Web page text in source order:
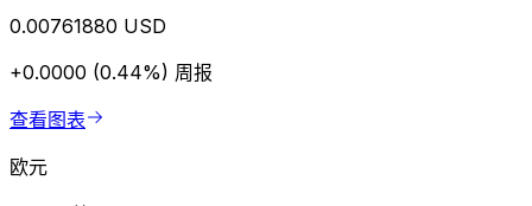
0.00761880 USD
+0.0000 (0.44%) 周报
查看图表
欧元